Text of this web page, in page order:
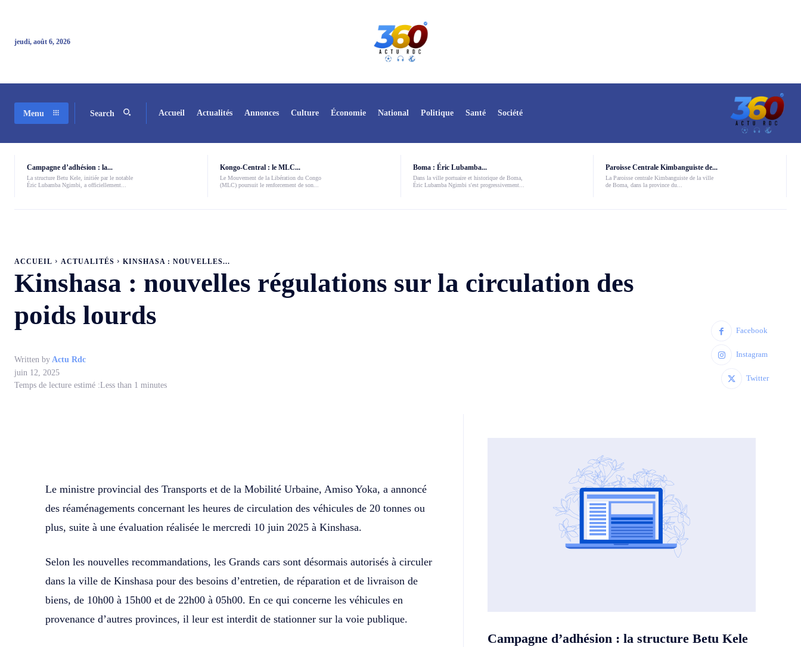
jeudi, août 6, 2026
Menu Search Accueil Actualités Annonces Culture Économie National Politique Santé Société
Campagne d’adhésion : la...
La structure Betu Kele, initiée par le notable
Éric Lubamba Ngimbi, a officiellement...
Kongo-Central : le MLC...
Le Mouvement de la Libération du Congo
(MLC) poursuit le renforcement de son...
Boma : Éric Lubamba...
Dans la ville portuaire et historique de Boma,
Éric Lubamba Ngimbi s'est progressivement...
Paroisse Centrale Kimbanguiste de...
La Paroisse centrale Kimbanguiste de la ville
de Boma, dans la province du...
ACCUEIL ACTUALITÉS KINSHASA : NOUVELLES...
Kinshasa : nouvelles régulations sur la circulation des
poids lourds
Written by Actu Rdc
juin 12, 2025
Temps de lecture estimé :Less than 1 minutes
Facebook
Instagram
Twitter
Le ministre provincial des Transports et de la Mobilité Urbaine, Amiso Yoka, a annoncé
des réaménagements concernant les heures de circulation des véhicules de 20 tonnes ou
plus, suite à une évaluation réalisée le mercredi 10 juin 2025 à Kinshasa.
Selon les nouvelles recommandations, les Grands cars sont désormais autorisés à circuler
dans la ville de Kinshasa pour des besoins d’entretien, de réparation et de livraison de
biens, de 10h00 à 15h00 et de 22h00 à 05h00. En ce qui concerne les véhicules en
provenance d’autres provinces, il leur est interdit de stationner sur la voie publique.
Campagne d’adhésion : la structure Betu Kele